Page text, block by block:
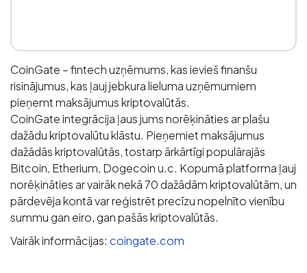
CoinGate – fintech uzņēmums, kas ievieš finanšu
risinājumus, kas ļauj jebkura lieluma uzņēmumiem
pieņemt maksājumus kriptovalūtās.
CoinGate integrācija ļaus jums norēķināties ar plašu
dažādu kriptovalūtu klāstu. Pieņemiet maksājumus
dažādās kriptovalūtās, tostarp ārkārtīgi populārajās
Bitcoin, Etherium, Dogecoin u.c. Kopumā platforma ļauj
norēķināties ar vairāk nekā 70 dažādām kriptovalūtām, un
pārdevēja kontā var reģistrēt precīzu nopelnīto vienību
summu gan eiro, gan pašās kriptovalūtās.
Vairāk informācijas: coingate.com